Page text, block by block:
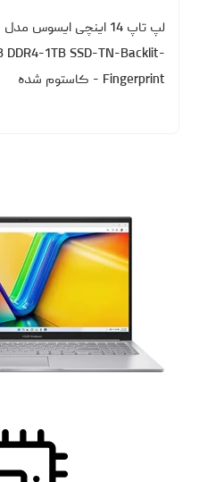
1TB SSD-TN-Backlit-
Fingerprint - کاستوم شده